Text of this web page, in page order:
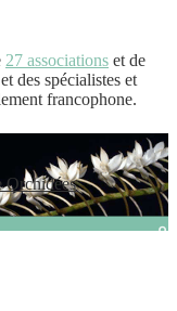
27 associations et de
des spécialistes et
francophone.
Orchidées